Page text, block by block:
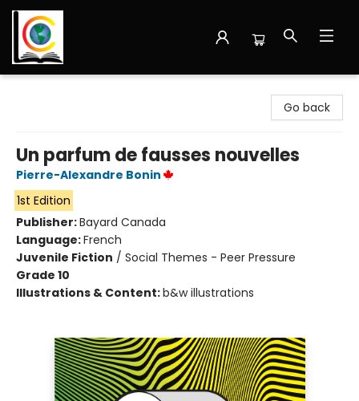
Go back
Un parfum de fausses nouvelles
Pierre-Alexandre Bonin
1st Edition
Publisher:Bayard Canada
Language:French
Juvenile Fiction / Social Themes - Peer Pressure
Grade 10
Illustrations & Content:b&w illustrations